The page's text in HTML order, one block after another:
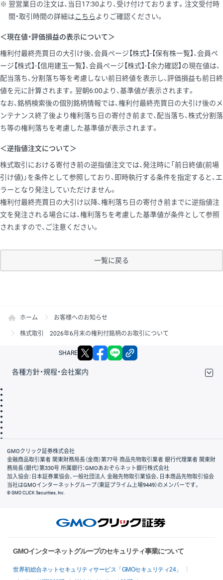
翌営業日の注文は、当日17:30より、受け付けております。注文受付時
間・取引時間の詳細はこちら よりご確認ください。
＜現在値・評価損益の表示について＞
権利付最終売買日の大引け後、会員ページ【株式】-【保有株一覧】、会員ペ
ージ【株式】-【信用建玉一覧】、会員ページ【株式】-【余力確認】の現在値は、
配当落ち、分割落ち等を考慮しない前日終値を表示し、評価損益も前日終
値を元に計算されます。翌朝6:00より、基準値が表示されます。
なお、銘柄検索後の個別銘柄情報では、権利付最終売買日の大引け後のメ
ンテナンス終了後より権利落ち日の寄付き前まで、配当落ち、株式分割落
ち等の権利落ちを考慮した基準値が表示されます。
＜逆指値注文について＞
株式取引における寄付き前の逆指値注文では、発注時に「前日終値(前場
引け値)」を条件として参照しており、即時執行する条件を指定すると、エ
ラーとなり発注していただけません。
権利付最終売買日の大引け以降、権利落ち日の寄付き前までに逆指値注
文を発注される場合には、権利落ちを考慮した基準値が条件として参照
されますので、ご注意ください。
一覧に戻る
ホーム お客様へのお知らせ
株式取引 2026年6月末の権利付銘柄のお取引について
SHARE X facebook
各種方針・規程・会社案内
会社案内
GMOクリック証券株式会社
金融商品取引業者 関東財務局長（金商）第77号 商品先物取引業者 銀行代理業者 関東財
務局長（銀代）第330号 所属銀行：GMOあおぞらネット銀行株式会社
加入協会：日本証券業協会、一般社団法人 金融先物取引業協会、日本商品先物取引協会
当社はGMOインターネットグループ（東証プライム上場9449）のメンバーです。
© GMO CLICK Securities, Inc.
GMOインターネットグループのセキュリティ事業について
世界初総合ネットセキュリティサービス「GMOセキュリティ24」